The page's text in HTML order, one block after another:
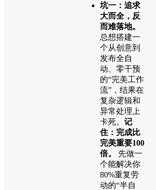
坑一：追求
大而全，反
而难落地。
总想搭建一
个从创意到
发布全自
动、零干预
的“完美工作
流”，结果在
复杂逻辑和
异常处理上
卡死。 记
住：完成比
完美重要100
倍。
​ 先做一
个能解决你
80%重复劳
动的“半自